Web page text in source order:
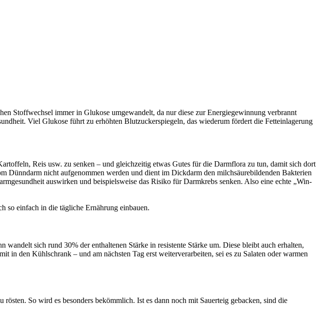
Stoffwechsel immer in Glukose umgewandelt, da nur diese zur Energiegewinnung verbrannt
Viel Glukose führt zu erhöhten Blutzuckerspiegeln, das wiederum fördert die Fetteinlagerung
Reis usw. zu senken – und gleichzeitig etwas Gutes für die Darmflora zu tun, damit sich dort
Dünndarm nicht aufgenommen werden und dient im Dickdarm den milchsäurebildenden Bakterien
auswirken und beispielsweise das Risiko für Darmkrebs senken. Also eine echte „Win-
so einfach in die tägliche Ernährung einbauen.
sich rund 30% der enthaltenen Stärke in resistente Stärke um. Diese bleibt auch erhalten,
den Kühlschrank – und am nächsten Tag erst weiterverarbeiten, sei es zu Salaten oder warmen
So wird es besonders bekömmlich. Ist es dann noch mit Sauerteig gebacken, sind die